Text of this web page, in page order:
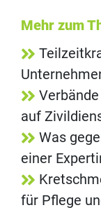
Mehr zum
auf
Was
einer
für Pflege